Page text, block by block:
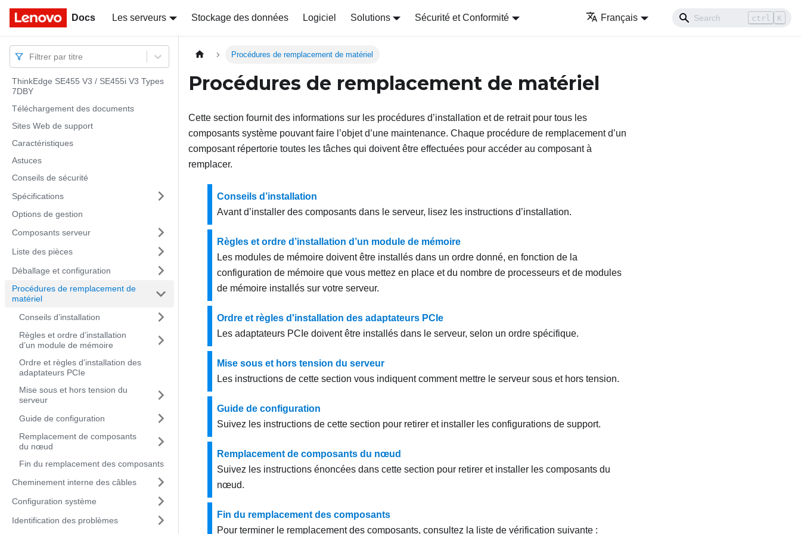
Docs Les serveurs Stockage des données Logiciel Solutions Sécurité et Conformité Français ctrl K
Docs
Filtrer par titre
ThinkEdge SE455 V3 / SE455i V3 Types
7DBY
Téléchargement des documents
Sites Web de support
Caractéristiques
Astuces
Conseils de sécurité
Spécifications
Options de gestion
Composants serveur
Liste des pièces
Déballage et configuration
Procédures de remplacement de
matériel
Conseils d’installation
Règles et ordre d’installation
d’un module de mémoire
Ordre et règles d'installation des
adaptateurs PCIe
Mise sous et hors tension du
serveur
Guide de configuration
Remplacement de composants
du nœud
Fin du remplacement des composants
Cheminement interne des câbles
Configuration système
Identification des problèmes
Procédures de remplacement de matériel
Procédures de remplacement de matériel
Cette section fournit des informations sur les procédures d’installation et de retrait pour tous les
composants système pouvant faire l’objet d’une maintenance. Chaque procédure de remplacement d’un
composant répertorie toutes les tâches qui doivent être effectuées pour accéder au composant à
remplacer.
Conseils d’installation
Avant d’installer des composants dans le serveur, lisez les instructions d’installation.
Règles et ordre d’installation d’un module de mémoire
Les modules de mémoire doivent être installés dans un ordre donné, en fonction de la
configuration de mémoire que vous mettez en place et du nombre de processeurs et de modules
de mémoire installés sur votre serveur.
Ordre et règles d'installation des adaptateurs PCIe
Les adaptateurs PCIe doivent être installés dans le serveur, selon un ordre spécifique.
Mise sous et hors tension du serveur
Les instructions de cette section vous indiquent comment mettre le serveur sous et hors tension.
Guide de configuration
Suivez les instructions de cette section pour retirer et installer les configurations de support.
Remplacement de composants du nœud
Suivez les instructions énoncées dans cette section pour retirer et installer les composants du
nœud.
Fin du remplacement des composants
Pour terminer le remplacement des composants, consultez la liste de vérification suivante :